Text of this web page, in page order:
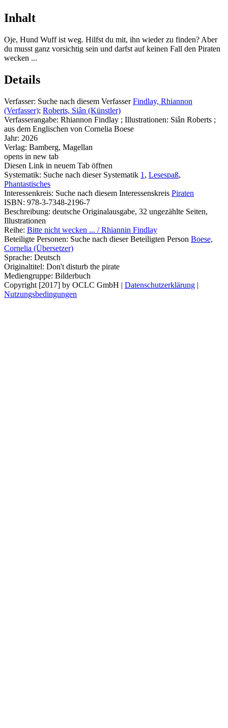
Inhalt
Oje, Hund Wuff ist weg. Hilfst du mit, ihn wieder zu finden? Aber
du musst ganz vorsichtig sein und darfst auf keinen Fall den Piraten
wecken ...
Details
Verfasser: Suche nach diesem Verfasser Findlay, Rhiannon
(Verfasser); Roberts, Siân (Künstler)
Verfasserangabe: Rhiannon Findlay ; Illustrationen: Siân Roberts ;
aus dem Englischen von Cornelia Boese
Jahr: 2026
Verlag: Bamberg, Magellan
opens in new tab
Diesen Link in neuem Tab öffnen
Systematik: Suche nach dieser Systematik 1 , Lesespaß,
Phantastisches
Interessenkreis: Suche nach diesem Interessenskreis Piraten
ISBN: 978-3-7348-2196-7
Beschreibung: deutsche Originalausgabe, 32 ungezählte Seiten,
Illustrationen
Reihe: Bitte nicht wecken ... / Rhiannin Findlay
Beteiligte Personen: Suche nach dieser Beteiligten Person Boese,
Cornelia (Übersetzer)
Sprache: Deutsch
Originaltitel: Don't disturb the pirate
Mediengruppe: Bilderbuch
Copyright [2017] by OCLC GmbH | Datenschutzerklärung |
Nutzungsbedingungen